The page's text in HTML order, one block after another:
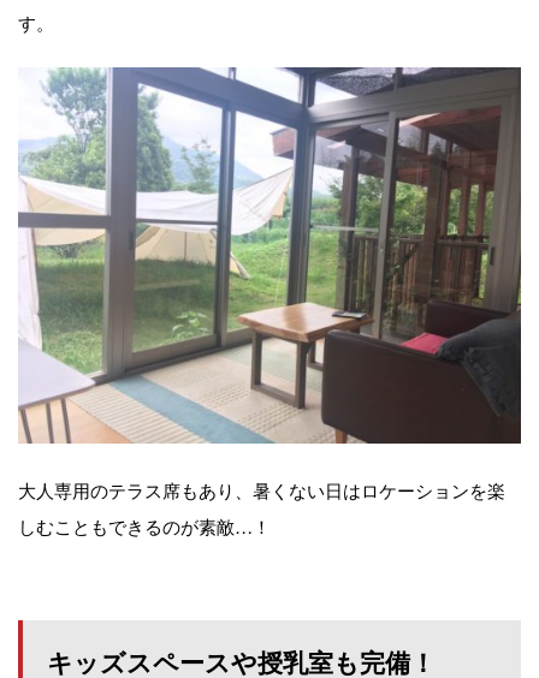
す。
大人専用のテラス席もあり、暑くない日はロケーションを楽
しむこともできるのが素敵…！
キッズスペースや授乳室も完備！